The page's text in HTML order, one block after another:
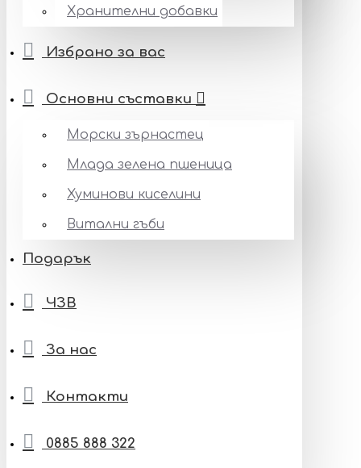
Хранителни добавки
Избрано за вас
Основни съставки
Морски зърнастец
Млада зелена пшеница
Хуминови киселини
Витални гъби
Подарък
ЧЗВ
За нас
Контакти
0885 888 322